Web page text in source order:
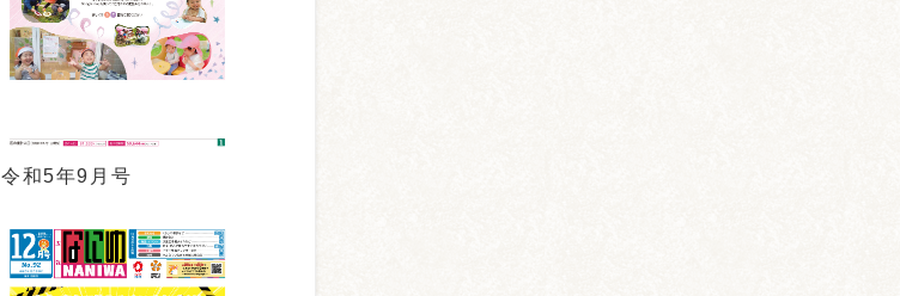
令和5年9月号